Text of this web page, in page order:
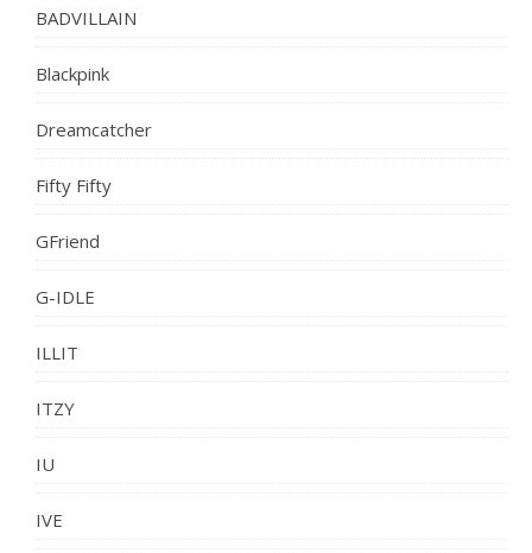
BADVILLAIN
Blackpink
Dreamcatcher
Fifty Fifty
GFriend
G-IDLE
ILLIT
ITZY
IU
IVE